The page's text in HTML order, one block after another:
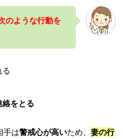
のような行動を
をとる
手は警戒心が高いため、 妻の行